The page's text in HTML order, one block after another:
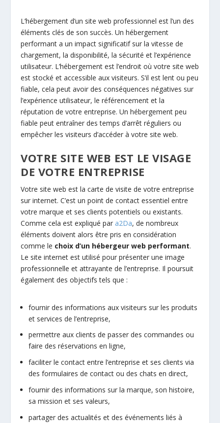
L’hébergement d’un site web professionnel est l’un des
éléments clés de son succès. Un hébergement
performant a un impact significatif sur la vitesse de
chargement, la disponibilité, la sécurité et l’expérience
utilisateur. L’hébergement est l’endroit où votre site web
est stocké et accessible aux visiteurs. S’il est lent ou peu
fiable, cela peut avoir des conséquences négatives sur
l’expérience utilisateur, le référencement et la
réputation de votre entreprise. Un hébergement peu
fiable peut entraîner des temps d’arrêt réguliers ou
empêcher les visiteurs d’accéder à votre site web.
VOTRE SITE WEB EST LE VISAGE
DE VOTRE ENTREPRISE
Votre site web est la carte de visite de votre entreprise
sur internet. C’est un point de contact essentiel entre
votre marque et ses clients potentiels ou existants.
Comme cela est expliqué par a2Da, de nombreux
éléments doivent alors être pris en considération
comme le choix d’un hébergeur web performant.
Le site internet est utilisé pour présenter une image
professionnelle et attrayante de l’entreprise. Il poursuit
également des objectifs tels que :
fournir des informations aux visiteurs sur les produits
et services de l’entreprise,
permettre aux clients de passer des commandes ou
faire des réservations en ligne,
faciliter le contact entre l’entreprise et ses clients via
des formulaires de contact ou des chats en direct,
fournir des informations sur la marque, son histoire,
sa mission et ses valeurs,
partager des actualités et des événements liés à